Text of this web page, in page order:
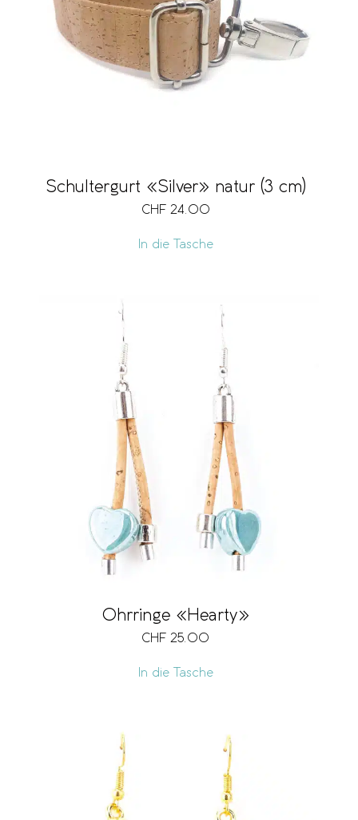
Schultergurt «Silver» natur (3 cm)
CHF 24.00
In die Tasche
Ohrringe «Hearty»
CHF 25.00
In die Tasche